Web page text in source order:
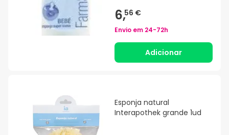
6,56 €
Envio em 24-72h
Adicionar
Esponja natural
Interapothek grande 1ud